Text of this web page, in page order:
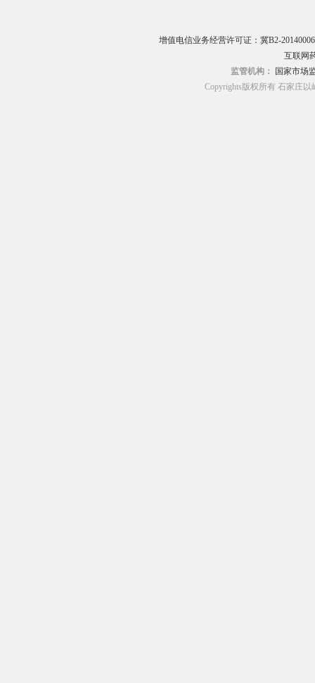
增值电信业务经营许可证：冀B2-20140006
互联网
监管机构：
国家市场
Copyrights版权所有 石家庄